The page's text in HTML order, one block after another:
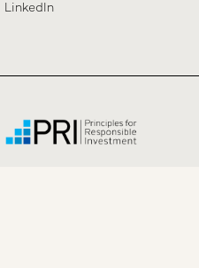
LinkedIn